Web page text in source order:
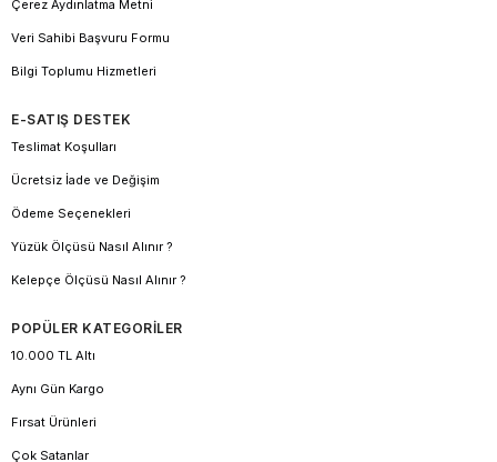
Çerez Aydınlatma Metni
Veri Sahibi Başvuru Formu
Bilgi Toplumu Hizmetleri
E-SATIŞ DESTEK
Teslimat Koşulları
Ücretsiz İade ve Değişim
Ödeme Seçenekleri
Yüzük Ölçüsü Nasıl Alınır ?
Kelepçe Ölçüsü Nasıl Alınır ?
POPÜLER KATEGORİLER
10.000 TL Altı
Aynı Gün Kargo
Fırsat Ürünleri
Çok Satanlar